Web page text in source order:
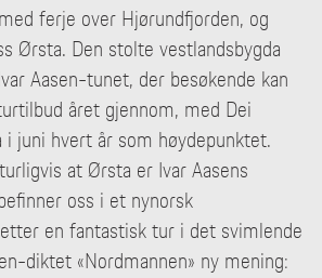
ferje over Hjørundfjorden, og
Ørsta. Den stolte vestlandsbygda
Aasen-tunet, der besøkende kan
året gjennom, med Dei
juni hvert år som høydepunktet.
at Ørsta er Ivar Aasens
oss i et nynorsk
en fantastisk tur i det svimlende
diktet «Nordmannen» ny mening: